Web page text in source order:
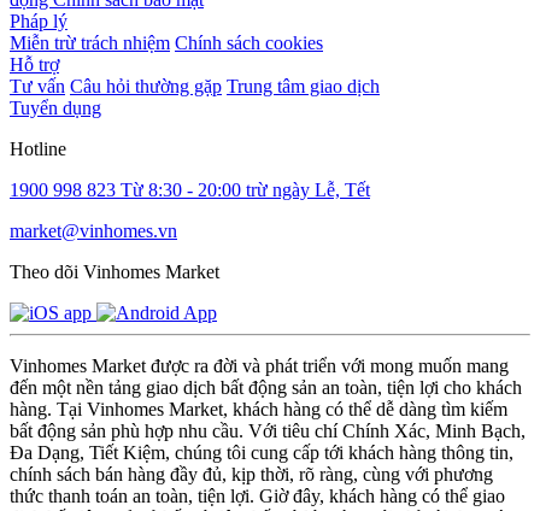
Pháp lý
Miễn trừ trách nhiệm Chính sách cookies
Hỗ trợ
Tư vấn Câu hỏi thường gặp Trung tâm giao dịch
Tuyển dụng
Hotline
1900 998 823 Từ 8:30 - 20:00 trừ ngày Lễ, Tết
market@vinhomes.vn
Theo dõi Vinhomes Market
Vinhomes Market được ra đời và phát triển với mong muốn mang
đến một nền tảng giao dịch bất động sản an toàn, tiện lợi cho khách
hàng. Tại Vinhomes Market, khách hàng có thể dễ dàng tìm kiếm
bất động sản phù hợp nhu cầu. Với tiêu chí Chính Xác, Minh Bạch,
Đa Dạng, Tiết Kiệm, chúng tôi cung cấp tới khách hàng thông tin,
chính sách bán hàng đầy đủ, kịp thời, rõ ràng, cùng với phương
thức thanh toán an toàn, tiện lợi. Giờ đây, khách hàng có thể giao